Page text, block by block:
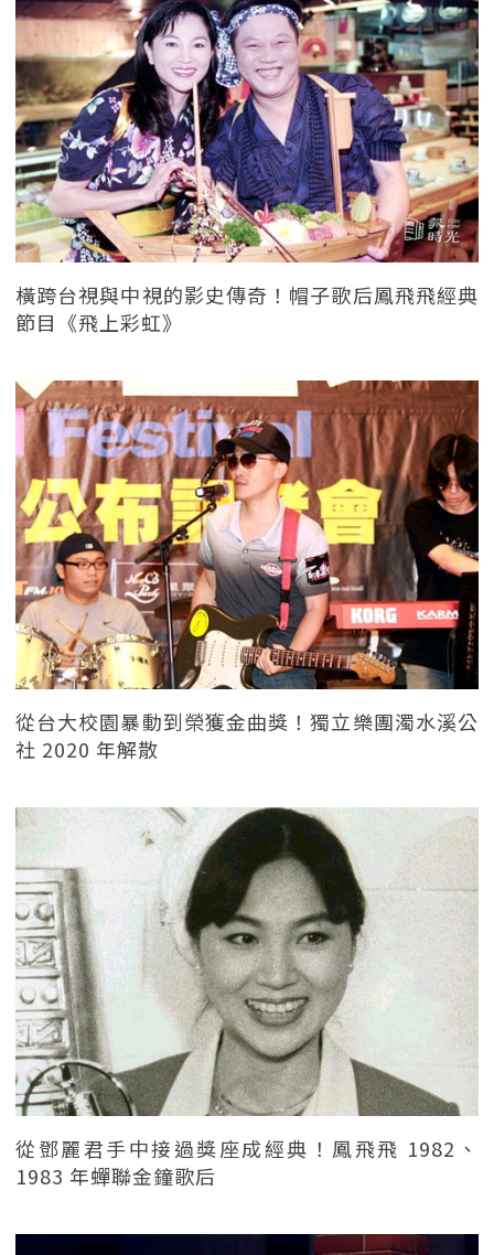
橫跨台視與中視的影史傳奇！帽子歌后鳳飛飛經典
節目《飛上彩虹》
從台大校園暴動到榮獲金曲獎！獨立樂團濁水溪公
社 2020 年解散
從鄧麗君手中接過獎座成經典！鳳飛飛 1982、
1983 年蟬聯金鐘歌后